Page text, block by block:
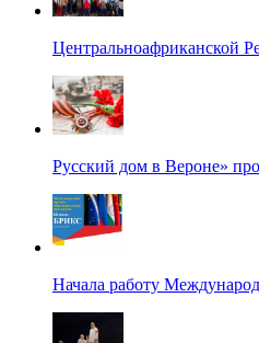
Центральноафриканской
Русский дом в Вероне»
Начала работу